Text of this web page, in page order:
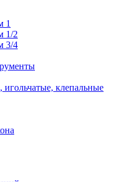
1
1/2
3/4
клепальные